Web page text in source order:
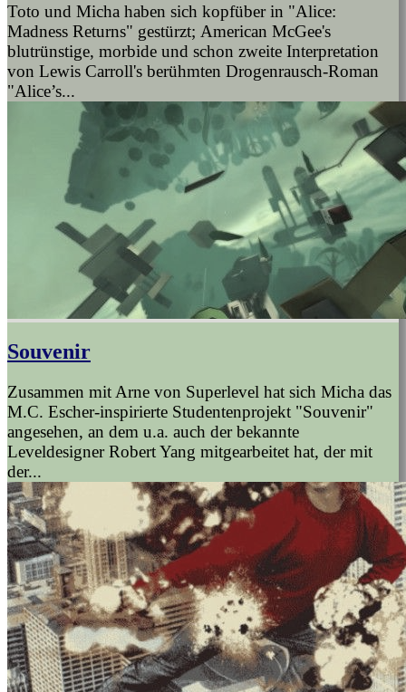
Toto und Micha haben sich kopfüber in "Alice:
Madness Returns" gestürzt; American McGee's
blutrünstige, morbide und schon zweite Interpretation
von Lewis Carroll's berühmten Drogenrausch-Roman
"Alice’s...
Souvenir
Zusammen mit Arne von Superlevel hat sich Micha das
M.C. Escher-inspirierte Studentenprojekt "Souvenir"
angesehen, an dem u.a. auch der bekannte
Leveldesigner Robert Yang mitgearbeitet hat, der mit
der...